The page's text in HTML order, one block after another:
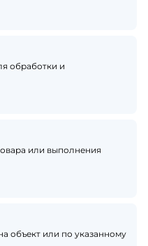
обработки и
или выполнения
объект или по указанному